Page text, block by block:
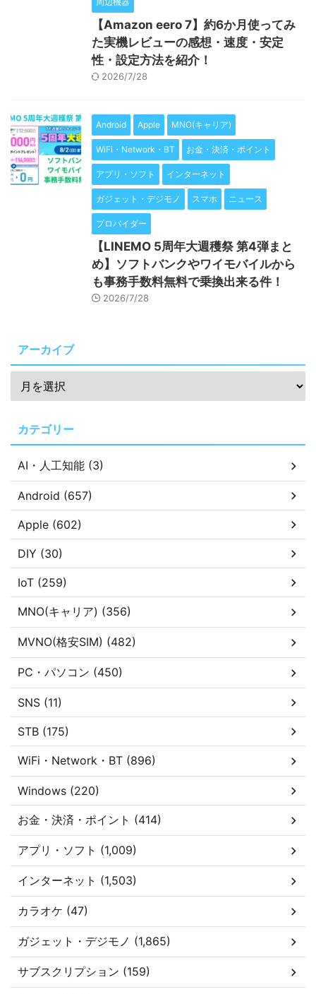
【Amazon eero 7】約6か月使ってみ
た実機レビューの感想・速度・安定
性・設定方法を紹介！
2026/7/28
Android Apple MNO(キャリア)
WiFi・Network・BT お金・決済・ポイント
アプリ・ソフト インターネット
ガジェット・デジモノ スマホ ニュース
プロバイダー
【LINEMO 5周年大週穫祭 第4弾まと
め】ソフトバンクやワイモバイルから
も事務手数料無料で乗換出来る件！
2026/7/28
アーカイブ
カテゴリー
AI・人工知能 (3)
Android (657)
Apple (602)
DIY (30)
IoT (259)
MNO(キャリア) (356)
MVNO(格安SIM) (482)
PC・パソコン (450)
SNS (11)
STB (175)
WiFi・Network・BT (896)
Windows (220)
お金・決済・ポイント (414)
アプリ・ソフト (1,009)
インターネット (1,503)
カラオケ (47)
ガジェット・デジモノ (1,865)
サブスクリプション (159)